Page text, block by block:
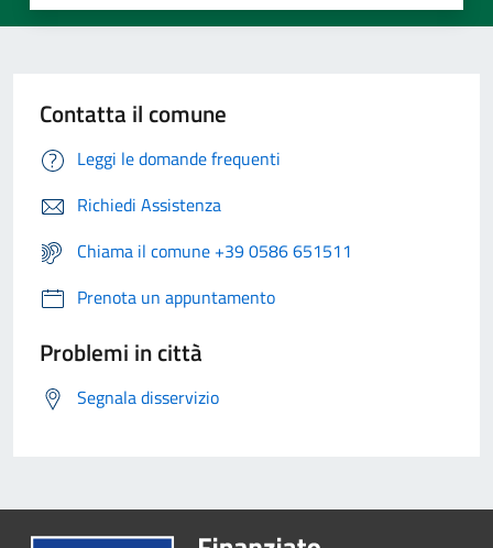
Contatta il comune
Leggi le domande frequenti
Richiedi Assistenza
Chiama il comune +39 0586 651511
Prenota un appuntamento
Problemi in città
Segnala disservizio